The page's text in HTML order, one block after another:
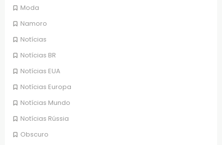
Moda
Namoro
Notícias
Notícias BR
Notícias EUA
Notícias Europa
Notícias Mundo
Notícias Rússia
Obscuro